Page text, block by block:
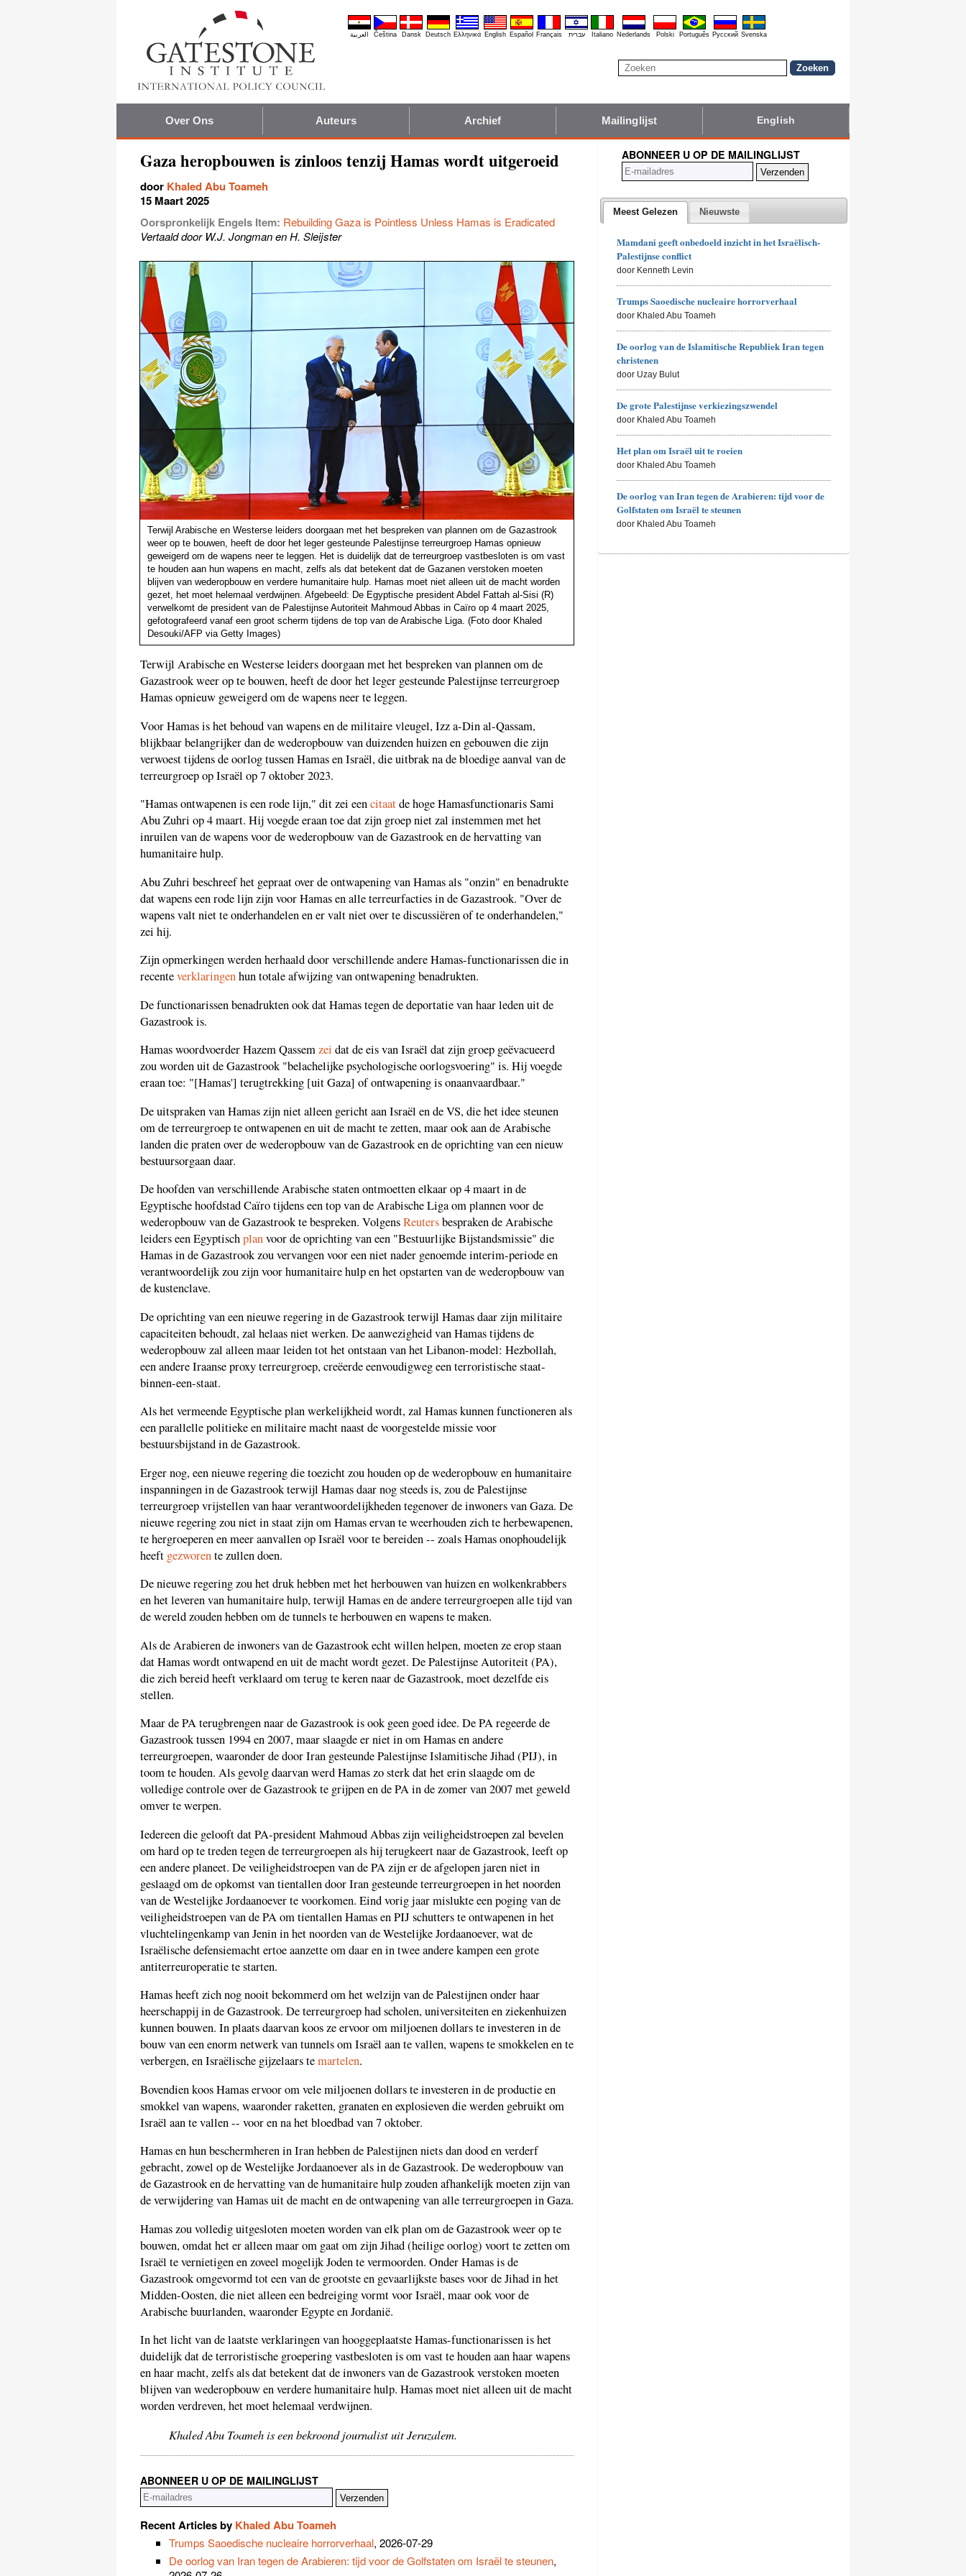
العربية Čeština Dansk Deutsch Ελληνικά English Español Français עברית Italiano Nederlands Polski Português Pyccĸий Svenska
Over Ons Auteurs Archief Mailinglijst English
Gaza heropbouwen is zinloos tenzij Hamas wordt uitgeroeid
door Khaled Abu Toameh
15 Maart 2025
Oorspronkelijk Engels Item: Rebuilding Gaza is Pointless Unless Hamas is Eradicated
Vertaald door W.J. Jongman en H. Sleijster
Terwijl Arabische en Westerse leiders doorgaan met het bespreken van plannen om de Gazastrook
weer op te bouwen, heeft de door het leger gesteunde Palestijnse terreurgroep Hamas opnieuw
geweigerd om de wapens neer te leggen. Het is duidelijk dat de terreurgroep vastbesloten is om vast
te houden aan hun wapens en macht, zelfs als dat betekent dat de Gazanen verstoken moeten
blijven van wederopbouw en verdere humanitaire hulp. Hamas moet niet alleen uit de macht worden
gezet, het moet helemaal verdwijnen. Afgebeeld: De Egyptische president Abdel Fattah al-Sisi (R)
verwelkomt de president van de Palestijnse Autoriteit Mahmoud Abbas in Caïro op 4 maart 2025,
gefotografeerd vanaf een groot scherm tijdens de top van de Arabische Liga. (Foto door Khaled
Desouki/AFP via Getty Images)
Terwijl Arabische en Westerse leiders doorgaan met het bespreken van plannen om de
Gazastrook weer op te bouwen, heeft de door het leger gesteunde Palestijnse terreurgroep
Hamas opnieuw geweigerd om de wapens neer te leggen.
Voor Hamas is het behoud van wapens en de militaire vleugel, Izz a-Din al-Qassam,
blijkbaar belangrijker dan de wederopbouw van duizenden huizen en gebouwen die zijn
verwoest tijdens de oorlog tussen Hamas en Israël, die uitbrak na de bloedige aanval van de
terreurgroep op Israël op 7 oktober 2023.
"Hamas ontwapenen is een rode lijn," dit zei eencitaatde hoge Hamasfunctionaris Sami
Abu Zuhri op 4 maart. Hij voegde eraan toe dat zijn groep niet zal instemmen met het
inruilen van de wapens voor de wederopbouw van de Gazastrook en de hervatting van
humanitaire hulp.
Abu Zuhri beschreef het gepraat over de ontwapening van Hamas als "onzin" en benadrukte
dat wapens een rode lijn zijn voor Hamas en alle terreurfacties in de Gazastrook. "Over de
wapens valt niet te onderhandelen en er valt niet over te discussiëren of te onderhandelen,"
zei hij.
Zijn opmerkingen werden herhaald door verschillende andere Hamas-functionarissen die in
recenteverklaringenhun totale afwijzing van ontwapening benadrukten.
De functionarissen benadrukten ook dat Hamas tegen de deportatie van haar leden uit de
Gazastrook is.
Hamas woordvoerder Hazem Qassemzei dat de eis van Israël dat zijn groep geëvacueerd
zou worden uit de Gazastrook "belachelijke psychologische oorlogsvoering" is. Hij voegde
eraan toe: "[Hamas'] terugtrekking [uit Gaza] of ontwapening is onaanvaardbaar."
De uitspraken van Hamas zijn niet alleen gericht aan Israël en de VS, die het idee steunen
om de terreurgroep te ontwapenen en uit de macht te zetten, maar ook aan de Arabische
landen die praten over de wederopbouw van de Gazastrook en de oprichting van een nieuw
bestuursorgaan daar.
De hoofden van verschillende Arabische staten ontmoetten elkaar op 4 maart in de
Egyptische hoofdstad Caïro tijdens een top van de Arabische Liga om plannen voor de
wederopbouw van de Gazastrook te bespreken. VolgensReutersbespraken de Arabische
leiders een Egyptischplanvoor de oprichting van een "Bestuurlijke Bijstandsmissie" die
Hamas in de Gazastrook zou vervangen voor een niet nader genoemde interim-periode en
verantwoordelijk zou zijn voor humanitaire hulp en het opstarten van de wederopbouw van
de kustenclave.
De oprichting van een nieuwe regering in de Gazastrook terwijl Hamas daar zijn militaire
capaciteiten behoudt, zal helaas niet werken. De aanwezigheid van Hamas tijdens de
wederopbouw zal alleen maar leiden tot het ontstaan van het Libanon-model: Hezbollah,
een andere Iraanse proxy terreurgroep, creëerde eenvoudigweg een terroristische staat-
binnen-een-staat.
Als het vermeende Egyptische plan werkelijkheid wordt, zal Hamas kunnen functioneren als
een parallelle politieke en militaire macht naast de voorgestelde missie voor
bestuursbijstand in de Gazastrook.
Erger nog, een nieuwe regering die toezicht zou houden op de wederopbouw en humanitaire
inspanningen in de Gazastrook terwijl Hamas daar nog steeds is, zou de Palestijnse
terreurgroep vrijstellen van haar verantwoordelijkheden tegenover de inwoners van Gaza. De
nieuwe regering zou niet in staat zijn om Hamas ervan te weerhouden zich te herbewapenen,
te hergroeperen en meer aanvallen op Israël voor te bereiden -- zoals Hamas onophoudelijk
heeft gezworente zullen doen.
De nieuwe regering zou het druk hebben met het herbouwen van huizen en wolkenkrabbers
en het leveren van humanitaire hulp, terwijl Hamas en de andere terreurgroepen alle tijd van
de wereld zouden hebben om de tunnels te herbouwen en wapens te maken.
Als de Arabieren de inwoners van de Gazastrook echt willen helpen, moeten ze erop staan
dat Hamas wordt ontwapend en uit de macht wordt gezet. De Palestijnse Autoriteit (PA),
die zich bereid heeft verklaard om terug te keren naar de Gazastrook, moet dezelfde eis
stellen.
Maar de PA terugbrengen naar de Gazastrook is ook geen goed idee. De PA regeerde de
Gazastrook tussen 1994 en 2007, maar slaagde er niet in om Hamas en andere
terreurgroepen, waaronder de door Iran gesteunde Palestijnse Islamitische Jihad (PIJ), in
toom te houden. Als gevolg daarvan werd Hamas zo sterk dat het erin slaagde om de
volledige controle over de Gazastrook te grijpen en de PA in de zomer van 2007 met geweld
omver te werpen.
Iedereen die gelooft dat PA-president Mahmoud Abbas zijn veiligheidstroepen zal bevelen
om hard op te treden tegen de terreurgroepen als hij terugkeert naar de Gazastrook, leeft op
een andere planeet. De veiligheidstroepen van de PA zijn er de afgelopen jaren niet in
geslaagd om de opkomst van tientallen door Iran gesteunde terreurgroepen in het noorden
van de Westelijke Jordaanoever te voorkomen. Eind vorig jaar mislukte een poging van de
veiligheidstroepen van de PA om tientallen Hamas en PIJ schutters te ontwapenen in het
vluchtelingenkamp van Jenin in het noorden van de Westelijke Jordaanoever, wat de
Israëlische defensiemacht ertoe aanzette om daar en in twee andere kampen een grote
antiterreuroperatie te starten.
Hamas heeft zich nog nooit bekommerd om het welzijn van de Palestijnen onder haar
heerschappij in de Gazastrook. De terreurgroep had scholen, universiteiten en ziekenhuizen
kunnen bouwen. In plaats daarvan koos ze ervoor om miljoenen dollars te investeren in de
bouw van een enorm netwerk van tunnels om Israël aan te vallen, wapens te smokkelen en te
verbergen, en Israëlische gijzelaars temartelen.
Bovendien koos Hamas ervoor om vele miljoenen dollars te investeren in de productie en
smokkel van wapens, waaronder raketten, granaten en explosieven die werden gebruikt om
Israël aan te vallen -- voor en na het bloedbad van 7 oktober.
Hamas en hun beschermheren in Iran hebben de Palestijnen niets dan dood en verderf
gebracht, zowel op de Westelijke Jordaanoever als in de Gazastrook. De wederopbouw van
de Gazastrook en de hervatting van de humanitaire hulp zouden afhankelijk moeten zijn van
de verwijdering van Hamas uit de macht en de ontwapening van alle terreurgroepen in Gaza.
Hamas zou volledig uitgesloten moeten worden van elk plan om de Gazastrook weer op te
bouwen, omdat het er alleen maar om gaat om zijn Jihad (heilige oorlog) voort te zetten om
Israël te vernietigen en zoveel mogelijk Joden te vermoorden. Onder Hamas is de
Gazastrook omgevormd tot een van de grootste en gevaarlijkste bases voor de Jihad in het
Midden-Oosten, die niet alleen een bedreiging vormt voor Israël, maar ook voor de
Arabische buurlanden, waaronder Egypte en Jordanië.
In het licht van de laatste verklaringen van hooggeplaatste Hamas-functionarissen is het
duidelijk dat de terroristische groepering vastbesloten is om vast te houden aan haar wapens
en haar macht, zelfs als dat betekent dat de inwoners van de Gazastrook verstoken moeten
blijven van wederopbouw en verdere humanitaire hulp. Hamas moet niet alleen uit de macht
worden verdreven, het moet helemaal verdwijnen.
Khaled Abu Toameh is een bekroond journalist uit Jeruzalem.
ABONNEER U OP DE MAILINGLIJST
Recent Articles by Khaled Abu Toameh
Trumps Saoedische nucleaire horrorverhaal, 2026-07-29
De oorlog van Iran tegen de Arabieren: tijd voor de Golfstaten om Israël te steunen,
ABONNEER U OP DE MAILINGLIJST
Meest Gelezen Nieuwste
Mamdani geeft onbedoeld inzicht in het Israëlisch-
Palestijnse conflict
door Kenneth Levin
Trumps Saoedische nucleaire horrorverhaal
door Khaled Abu Toameh
De oorlog van de Islamitische Republiek Iran tegen
christenen
door Uzay Bulut
De grote Palestijnse verkiezingszwendel
door Khaled Abu Toameh
Het plan om Israël uit te roeien
door Khaled Abu Toameh
De oorlog van Iran tegen de Arabieren: tijd voor de
Golfstaten om Israël te steunen
door Khaled Abu Toameh